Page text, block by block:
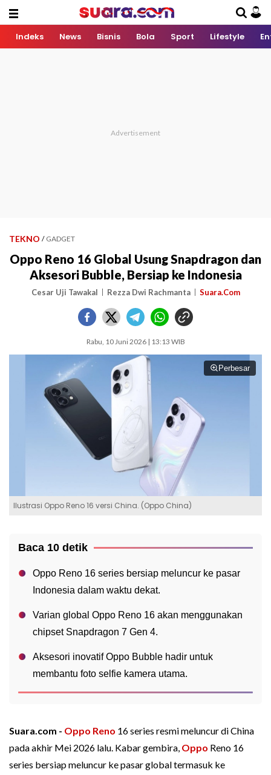
Indeks News Bisnis Bola Sport Lifestyle
TEKNO / GADGET
Oppo Reno 16 Global Usung Snapdragon dan
Aksesori Bubble, Bersiap ke Indonesia
Cesar Uji Tawakal Rezza Dwi Rachmanta Suara.Com
Rabu, 10 Juni 2026 | 13:13 WIB
Perbesar
Ilustrasi Oppo Reno 16 versi China. (Oppo China)
Baca 10 detik
Oppo Reno 16 series bersiap meluncur ke pasar
Indonesia dalam waktu dekat.
Varian global Oppo Reno 16 akan menggunakan
chipset Snapdragon 7 Gen 4.
Aksesori inovatif Oppo Bubble hadir untuk
membantu foto selfie kamera utama.
Suara.com - Oppo Reno 16 series resmi meluncur di China
pada akhir Mei 2026 lalu. Kabar gembira, Oppo Reno 16
series bersiap meluncur ke pasar global termasuk ke